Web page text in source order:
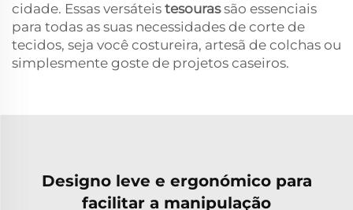
cidade. Essas versáteis tesourassão essenciais
para todas as suas necessidades de corte de
tecidos, seja você costureira, artesã de colchas ou
simplesmente goste de projetos caseiros.
Designo leve e ergonómico para
facilitar a manipulação